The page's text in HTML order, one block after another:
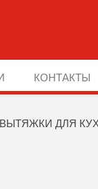
КОНТАКТЫ
ВЫТЯЖКИ ДЛЯ